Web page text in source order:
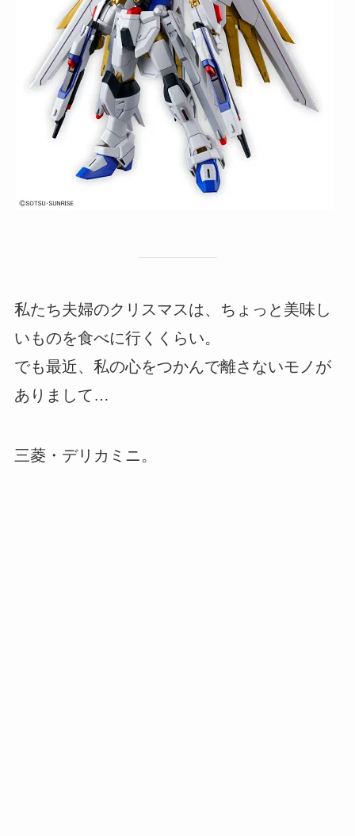
私たち夫婦のクリスマスは、ちょっと美味し
いものを食べに行くくらい。
でも最近、私の心をつかんで離さないモノが
ありまして…
三菱・デリカミニ。